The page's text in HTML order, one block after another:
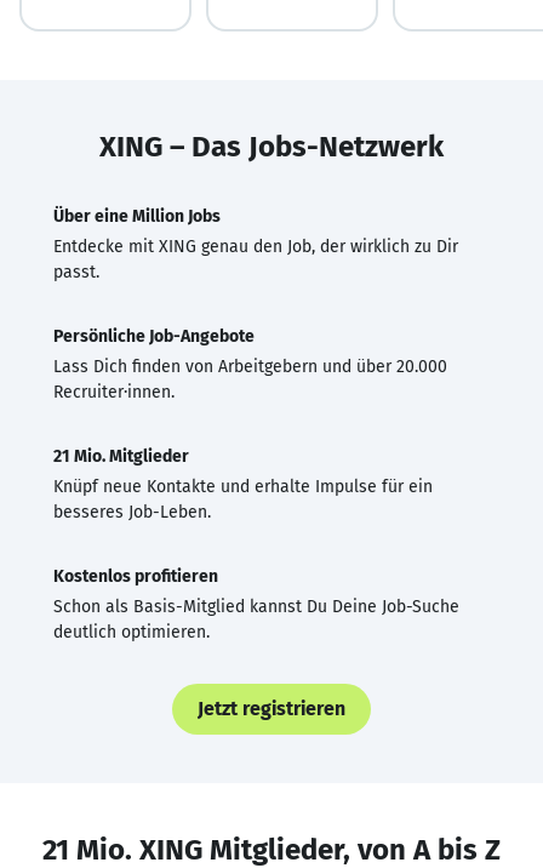
XING – Das Jobs-Netzwerk
Über eine Million Jobs
Entdecke mit XING genau den Job, der wirklich zu Dir
passt.
Persönliche Job-Angebote
Lass Dich finden von Arbeitgebern und über 20.000
Recruiter·innen.
21 Mio. Mitglieder
Knüpf neue Kontakte und erhalte Impulse für ein
besseres Job-Leben.
Kostenlos profitieren
Schon als Basis-Mitglied kannst Du Deine Job-Suche
deutlich optimieren.
Jetzt registrieren
21 Mio. XING Mitglieder, von A bis Z